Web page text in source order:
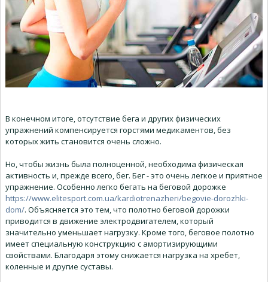
В конечном итоге, отсутствие бега и других физических
упражнений компенсируется горстями медикаментов, без
которых жить становится очень сложно.
Но, чтобы жизнь была полноценной, необходима физическая
активность и, прежде всего, бег. Бег - это очень легкое и приятное
упражнение. Особенно легко бегать на беговой дорожке
https://www.elitesport.com.ua/kardiotrenazheri/begovie-dorozhki-
dom/. Объясняется это тем, что полотно беговой дорожки
приводится в движение электродвигателем, который
значительно уменьшает нагрузку. Кроме того, беговое полотно
имеет специальную конструкцию с амортизирующими
свойствами. Благодаря этому снижается нагрузка на хребет,
коленные и другие суставы.